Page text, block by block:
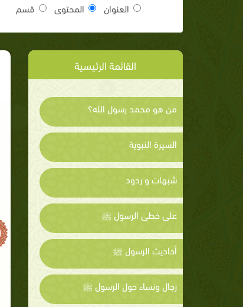
العنوان المحتوى قسم
القائمة الرئيسية
من هو محمد رسول الله؟
السيرة النبوية
شبهات و ردود
على خطى الرسول ﷺ
أحاديث الرسول ﷺ
رجال ونساء حول الرسول ﷺ